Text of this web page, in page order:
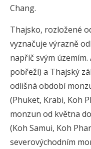
Chang.
Thajsko, rozložené
vyznačuje výrazně
napříč svým
pobřeží) a Thajský
odlišná období
(Phuket, Krabi, Koh
monzun od května
(Koh Samui, Koh
severovýchodním